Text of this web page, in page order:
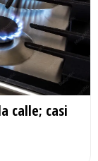
calle; casi